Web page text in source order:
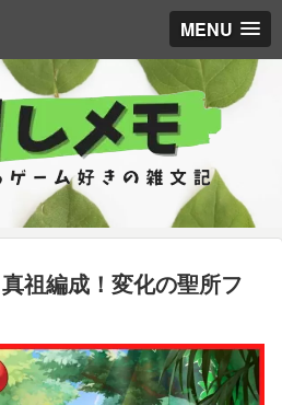
MENU
祖編成！変化の聖所フ